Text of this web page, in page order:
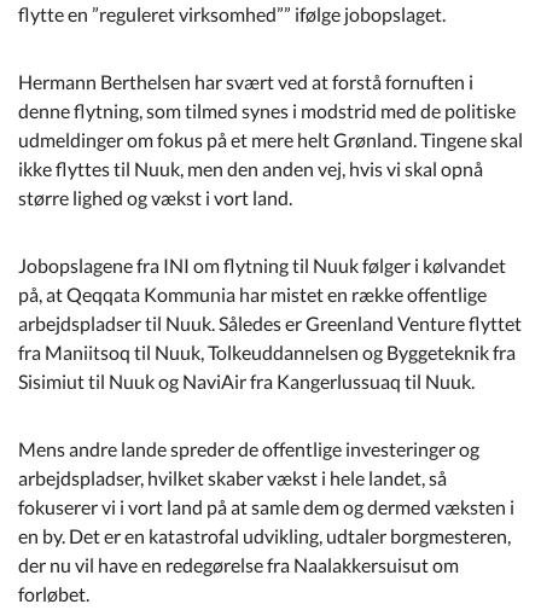
flytte en ”reguleret virksomhed”” ifølge jobopslaget.
Hermann Berthelsen har svært ved at forstå fornuften i
denne flytning, som tilmed synes i modstrid med de politiske
udmeldinger om fokus på et mere helt Grønland. Tingene skal
ikke flyttes til Nuuk, men den anden vej, hvis vi skal opnå
større lighed og vækst i vort land.
Jobopslagene fra INI om flytning til Nuuk følger i kølvandet
på, at Qeqqata Kommunia har mistet en række offentlige
arbejdspladser til Nuuk. Således er Greenland Venture flyttet
fra Maniitsoq til Nuuk, Tolkeuddannelsen og Byggeteknik fra
Sisimiut til Nuuk og NaviAir fra Kangerlussuaq til Nuuk.
Mens andre lande spreder de offentlige investeringer og
arbejdspladser, hvilket skaber vækst i hele landet, så
fokuserer vi i vort land på at samle dem og dermed væksten i
en by. Det er en katastrofal udvikling, udtaler borgmesteren,
der nu vil have en redegørelse fra Naalakkersuisut om
forløbet.